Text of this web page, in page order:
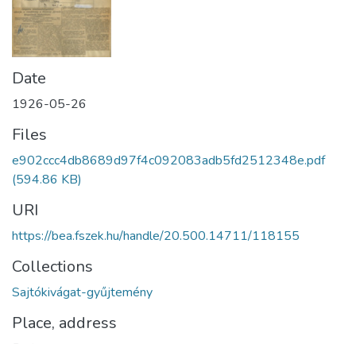
Date
1926-05-26
Files
e902ccc4db8689d97f4c092083adb5fd2512348e.pdf
(594.86 KB)
URI
https://bea.fszek.hu/handle/20.500.14711/118155
Collections
Sajtókivágat-gyűjtemény
Place, address